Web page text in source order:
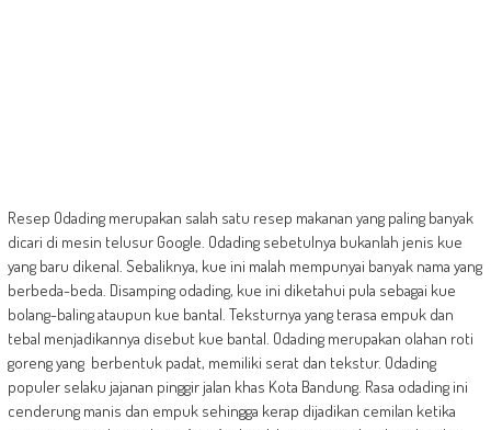
Resep Odading merupakan salah satu resep makanan yang paling banyak
dicari di mesin telusur Google. Odading sebetulnya bukanlah jenis kue
yang baru dikenal. Sebaliknya, kue ini malah mempunyai banyak nama yang
berbeda-beda. Disamping odading, kue ini diketahui pula sebagai kue
bolang-baling ataupun kue bantal. Teksturnya yang terasa empuk dan
tebal menjadikannya disebut kue bantal. Odading merupakan olahan roti
goreng yang berbentuk padat, memiliki serat dan tekstur. Odading
populer selaku jajanan pinggir jalan khas Kota Bandung. Rasa odading ini
cenderung manis dan empuk sehingga kerap dijadikan cemilan ketika